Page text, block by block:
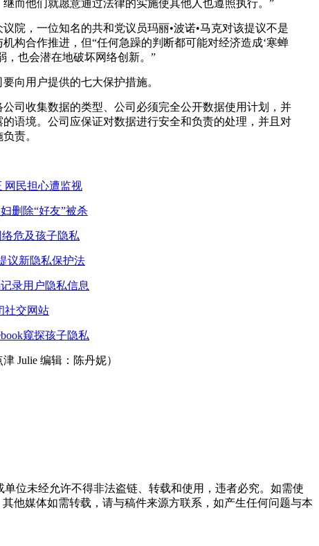
而他们就愿意通过法律的实施使其他人也遵照执行。”
院，一位知名的共和党议员玛丽•波诺•马克对该提议不是
构合作推进，但“任何急躁的判断都可能对经济造成‘寒蝉
，也会潜在地破坏网络创新。”
向用户提供的七大保护措施。
公司收集数据的类型、公司必须完全公开数据使用计划，并
语境。公司应保证对数据进行安全和负责的处理，并且对
责。
网民担心遭监视
删除“好友”被杀
危及孩子隐私
议新隐私保护法
录用户隐私信息
社交网站
窥探孩子隐私
Julie 编辑：陈丹妮）
位未经允许不得非法盗链、转载和使用，违者必究。如需使
他媒体如需转载，请与稿件来源方联系，如产生任何问题与本